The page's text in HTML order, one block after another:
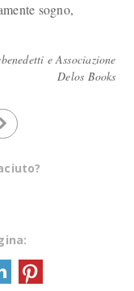
sogno,
e Associazione
Delos Books